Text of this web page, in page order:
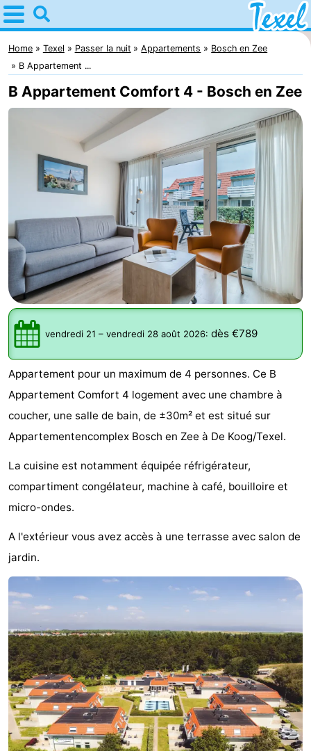
Home
Texel
Astuces
Avec
enfants
Burg
Den
Hoorn
-
De
Cocksdorp
De
Koog
-
Oudeschild
De
Waal
-
Oosterend
Nature
Plus
points
la
nuit
Appartements
en
De
-
Hoeve
Holland
Land
en
Zeezicht
-
Strandhuys
-
Strandplevier
Campings
Chambre
Home Texel Passer la nuit Appartements
Bosch en Zee
B Appartement ...
B Appartement Comfort 4 - Bosch en Zee
vendredi 21 – vendredi 28 août 2026: dès €789
Appartement pour un maximum de 4 personnes. Ce B
Appartement Comfort 4 logement avec une chambre à
coucher, une salle de bain, de ±30m² et est situé sur
Appartementencomplex Bosch en Zee à De Koog/Texel.
La cuisine est notamment équipée réfrigérateur,
compartiment congélateur, machine à café, bouilloire et
micro-ondes.
A l'extérieur vous avez accès à une terrasse avec salon de
jardin.